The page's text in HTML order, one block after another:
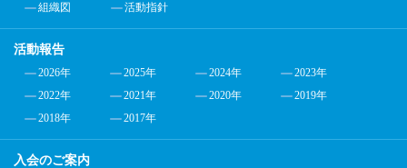
組織図 活動指針
活動報告
2026年 2025年 2024年
2023年
2022年
2021年 2020年
2019年
2018年
2017年
入会のご案内